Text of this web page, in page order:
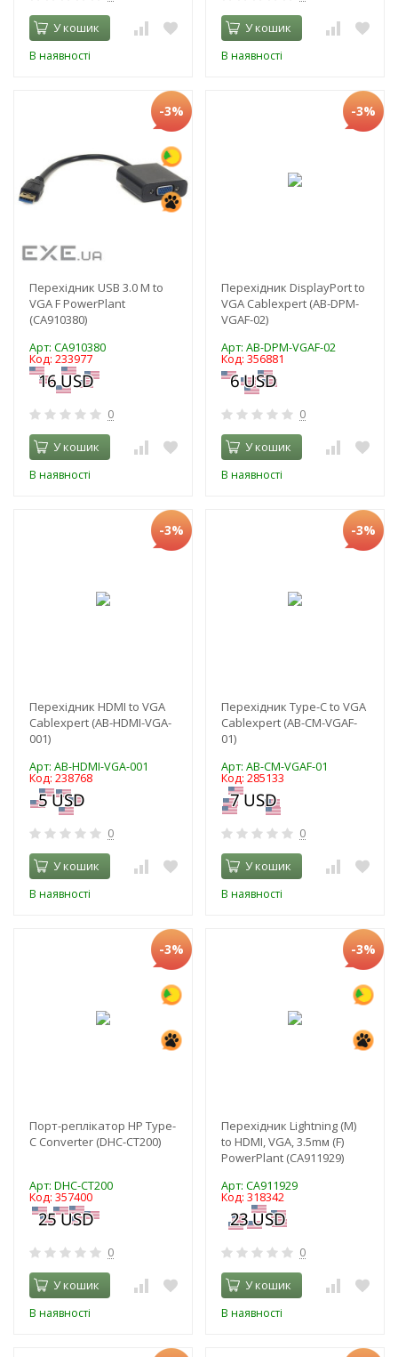
У кошик
В наявності
У кошик
В наявності
-3%
Перехідник USB 3.0 M to
VGA F PowerPlant
(CA910380)
Арт: CA910380
Код: 233977
0
У кошик
В наявності
-3%
Перехідник DisplayPort to
VGA Cablexpert (AB-DPM-
VGAF-02)
Арт: AB-DPM-VGAF-02
Код: 356881
0
У кошик
В наявності
-3%
Перехідник HDMI to VGA
Cablexpert (AB-HDMI-VGA-
001)
Арт: AB-HDMI-VGA-001
Код: 238768
0
У кошик
В наявності
-3%
Перехідник Type-C to VGA
Cablexpert (AB-CM-VGAF-
01)
Арт: AB-CM-VGAF-01
Код: 285133
0
У кошик
В наявності
-3%
Порт-реплікатор HP Type-
C Converter (DHC-CT200)
Арт: DHC-CT200
Код: 357400
0
У кошик
В наявності
-3%
Перехідник Lightning (M)
to HDMI, VGA, 3.5mм (F)
PowerPlant (CA911929)
Арт: CA911929
Код: 318342
0
У кошик
В наявності